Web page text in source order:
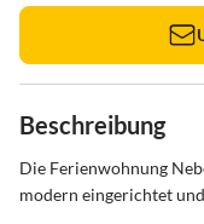
Beschreibung
Die Ferienwohnung
modern eingerichtet